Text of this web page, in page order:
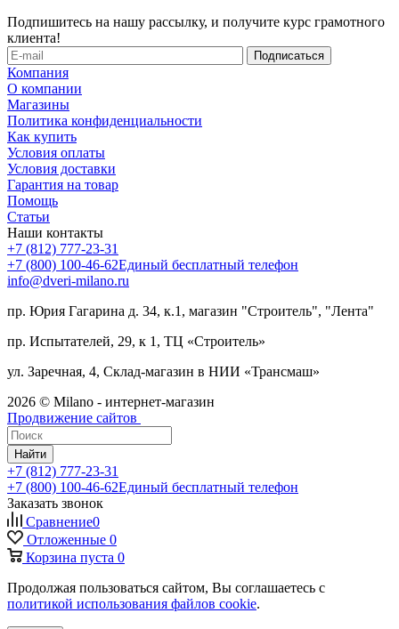
Подпишитесь на нашу рассылку, и получите курс грамотного
клиента!
Компания
О компании
Магазины
Политика конфиденциальности
Как купить
Условия оплаты
Условия доставки
Гарантия на товар
Помощь
Статьи
Наши контакты
+7 (812) 777-23-31
+7 (800) 100-46-62Единый бесплатный телефон
info@dveri-milano.ru
пр. Юрия Гагарина д. 34, к.1, магазин "Строитель", "Лента"
пр. Испытателей, 29, к 1, ТЦ «Строитель»
ул. Заречная, 4, Склад-магазин в НИИ «Трансмаш»
2026 © Milano - интернет-магазин
Продвижение сайтов
Найти
+7 (812) 777-23-31
+7 (800) 100-46-62Единый бесплатный телефон
Заказать звонок
Сравнение0
Отложенные 0
Корзина пуста 0
Продолжая пользоваться сайтом, Вы соглашаетесь с
политикой использования файлов cookie.